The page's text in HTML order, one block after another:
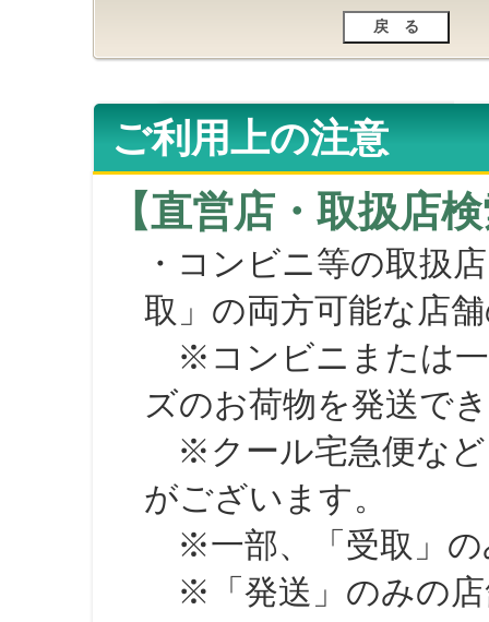
ご利用上の注意
【直営店・取扱店
・コンビニ等の取扱
取」の両方可能な店
※コンビニまたは一
ズのお荷物を発送で
※クール宅急便など
がございます。
※一部、「受取」の
※「発送」のみの店